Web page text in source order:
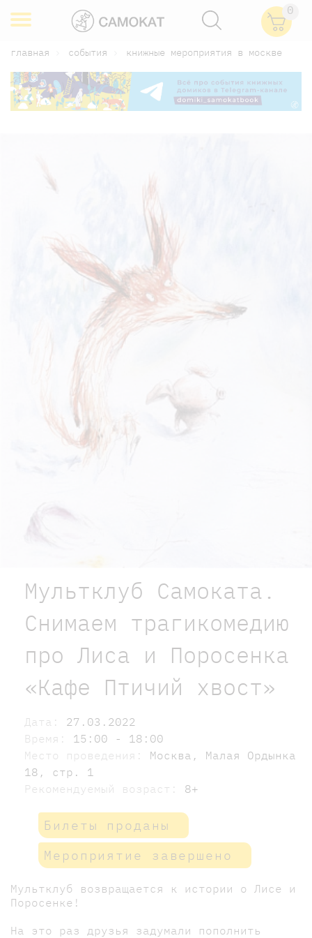
0
главная события книжные мероприятия в москве
Мультклуб Самоката.
Снимаем трагикомедию
про Лиса и Поросенка
«Кафе Птичий хвост»
Дата: 27.03.2022
Время: 15:00 - 18:00
Место проведения: Москва, Малая Ордынка
18, стр. 1
Рекомендуемый возраст: 8+
Билеты проданы
Мероприятие завершено
Мультклуб возвращается к истории о Лисе и
Поросенке!
На это раз друзья задумали пополнить